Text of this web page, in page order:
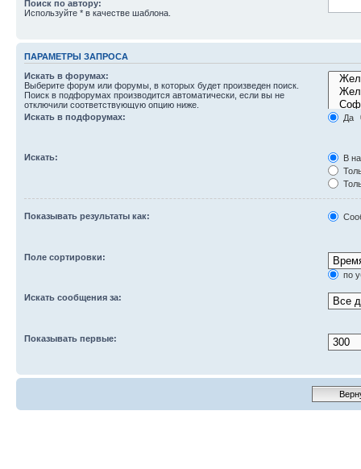
совпадения.
Поиск по автору:
Используйте * в качестве шаблона.
ПАРАМЕТРЫ ЗАПРОСА
Искать в форумах:
Выберите форум или форумы, в которых будет произведен поиск.
Поиск в подфорумах производится автоматически, если вы не
отключили соответствующую опцию ниже.
Искать в подфорумах:
Да
Искать:
В
Показывать результаты как:
Поле сортировки:
по
Искать сообщения за:
Показывать первые: